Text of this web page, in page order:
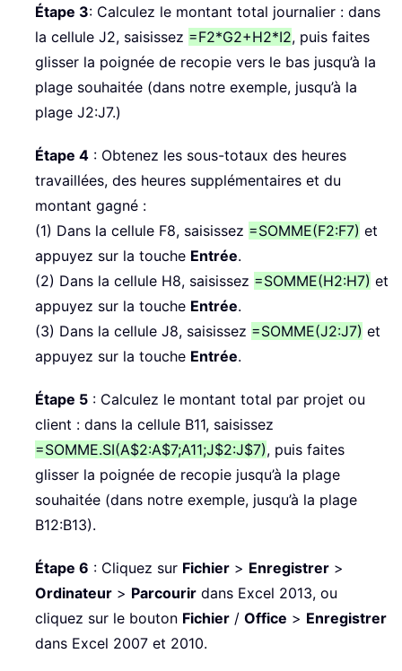
Étape 3: Calculez le montant total journalier : dans
la cellule J2, saisissez =F2*G2+H2*I2, puis faites
glisser la poignée de recopie vers le bas jusqu’à la
plage souhaitée (dans notre exemple, jusqu’à la
plage J2:J7.)
Étape 4 : Obtenez les sous-totaux des heures
travaillées, des heures supplémentaires et du
montant gagné :
(1) Dans la cellule F8, saisissez =SOMME(F2:F7) et
appuyez sur la touche Entrée.
(2) Dans la cellule H8, saisissez =SOMME(H2:H7) et
appuyez sur la touche Entrée.
(3) Dans la cellule J8, saisissez =SOMME(J2:J7) et
appuyez sur la touche Entrée.
Étape 5 : Calculez le montant total par projet ou
client : dans la cellule B11, saisissez
=SOMME.SI(A$2:A$7;A11;J$2:J$7), puis faites
glisser la poignée de recopie jusqu’à la plage
souhaitée (dans notre exemple, jusqu’à la plage
B12:B13).
Étape 6 : Cliquez sur Fichier > Enregistrer >
Ordinateur > Parcourir dans Excel 2013, ou
cliquez sur le bouton Fichier / Office > Enregistrer
dans Excel 2007 et 2010.